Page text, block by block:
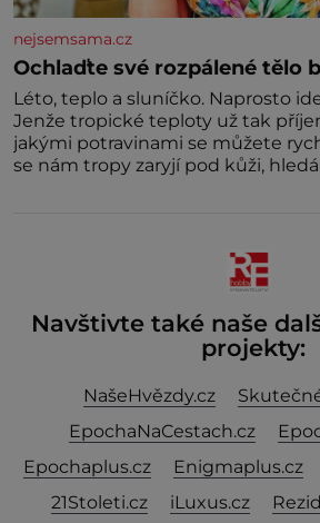
nejsemsama.cz
Ochlaďte své rozpálené tělo
Léto, teplo a sluníčko. Naprosto
Jenže tropické teploty už tak
jakými potravinami se můžete
se nám tropy zaryjí pod kůži,
Navštivte také naše
projekty:
NašeHvězdy.cz
EpochaNaCestach.cz
Epochaplus.cz
Enigmaplus.cz
21Stoleti.cz
iLuxus.cz